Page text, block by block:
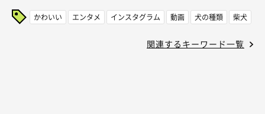
かわいい エンタメ インスタグラム 動画 犬の種類 柴犬
関連するキーワード一覧